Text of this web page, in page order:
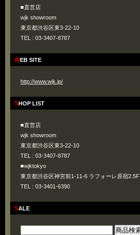
■直営店
wjk showroom
東京都渋谷区東3-22-10
TEL : 03-3407-8787
WEB SITE
http://www.wjk.jp/
SHOP LIST
■直営店
wjk showroom
東京都渋谷区東3-22-10
TEL : 03-3407-8787
■wjktokyo
東京都渋谷区神宮前1-11-6 ラフォーレ原宿2.5F
TEL : 03-3401-6390
SALE